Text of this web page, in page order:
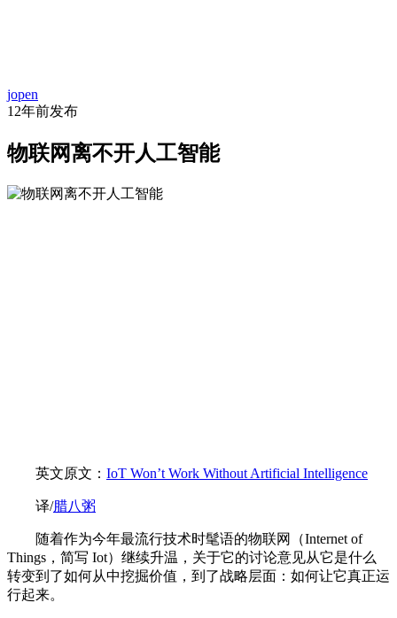
页讯目
jopen
12年前发布
物联网离不开人工智能
英文原文： IoT Won’t Work Without Artificial Intelligence
译/腊八粥
随着作为今年最流行技术时髦语的物联网（Internet of
Things，简写 Iot）继续升温，关于它的讨论意见从它是什么
转变到了如何从中挖掘价值，到了战略层面：如何让它真正运
行起来。